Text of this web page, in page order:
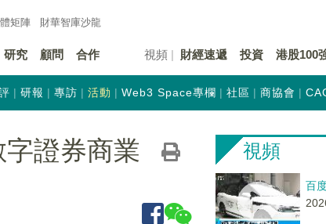
矩陣 財華智庫沙龍
研究 顧問 合作 視頻 財經速遞 投資 港股100
研報 專訪 活動 Web3 Space專欄 社區 商協會
證券商業
視頻
百